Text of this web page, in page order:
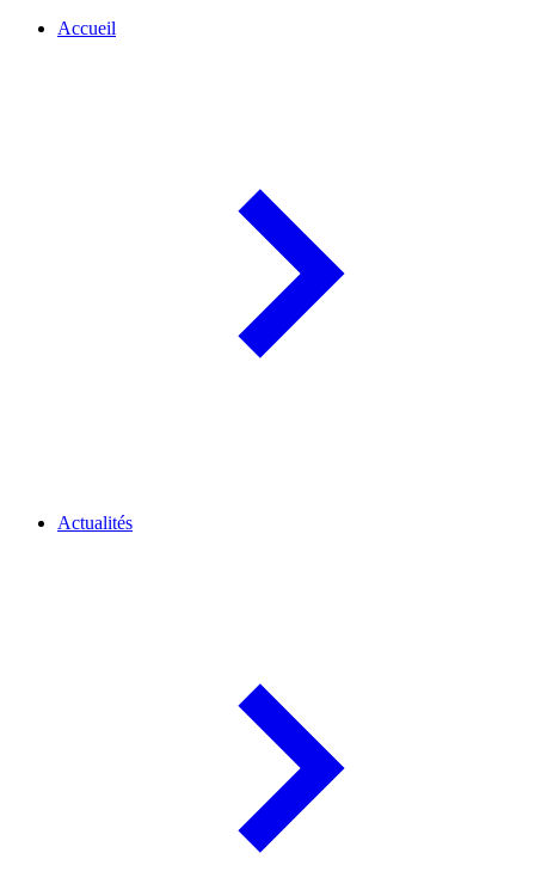
Accueil
Actualités